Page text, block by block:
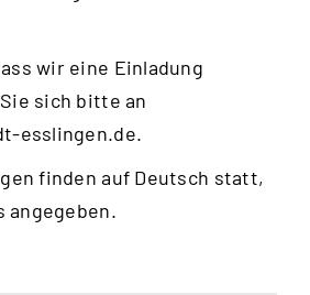
wir eine Einladung
sich bitte an
esslingen.de.
finden auf Deutsch statt,
angegeben.